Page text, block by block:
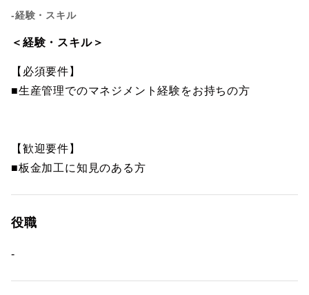
-経験・スキル
＜経験・スキル＞
【必須要件】
■生産管理でのマネジメント経験をお持ちの方
【歓迎要件】
■板金加工に知見のある方
役職
-